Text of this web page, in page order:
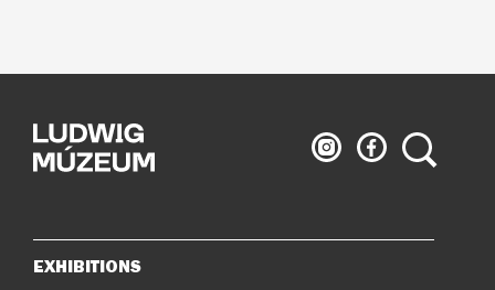
Ludwig
Museum
Ludwig
Museum
Search
Sitemap
EXHIBITIONS